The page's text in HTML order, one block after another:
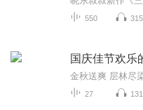
550
国庆佳节欢乐
27